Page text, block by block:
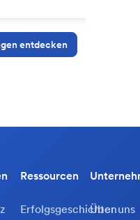
entdecken
Ressourcen
Erfolgsgeschichten
Über uns